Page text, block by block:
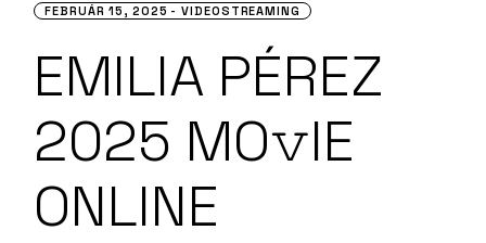
FEBRUÁR 15, 2025 VIDEOSTREAMING
EMILIA PÉREZ
2025 MO𝚟IE
ONLINE